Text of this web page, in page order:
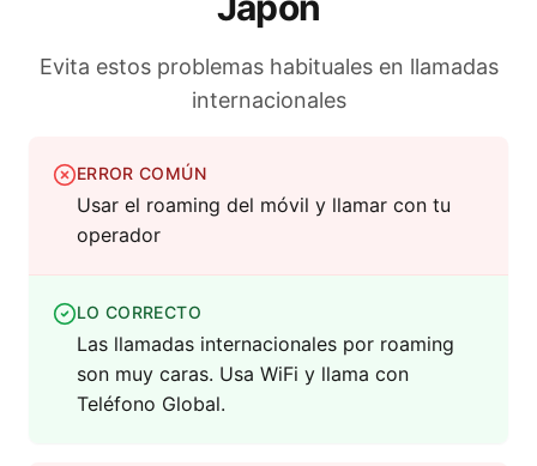
Evita estos problemas habituales en llamadas
internacionales
ERROR COMÚN
Usar el roaming del móvil y llamar con tu
operador
LO CORRECTO
Las llamadas internacionales por roaming
son muy caras. Usa WiFi y llama con
Teléfono Global.